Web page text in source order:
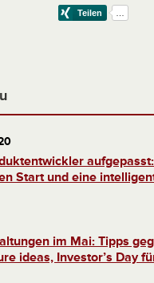
Start und eine
im Mai: Tipps
ideas, Investor’s Day